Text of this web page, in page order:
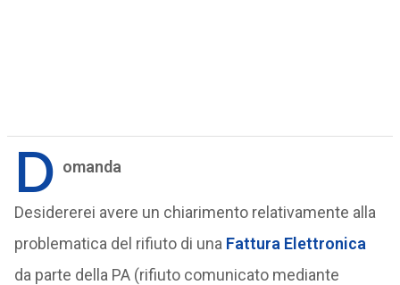
D omanda
Desidererei avere un chiarimento relativamente alla
problematica del rifiuto di una Fattura Elettronica
da parte della PA (rifiuto comunicato mediante